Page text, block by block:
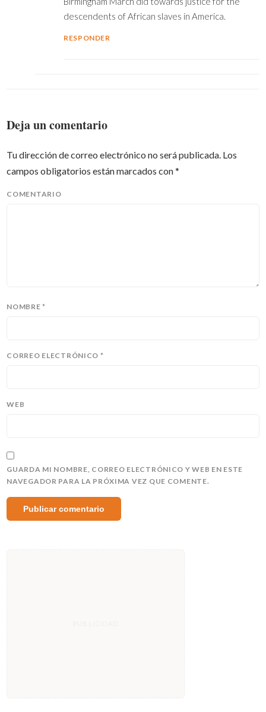
descendents of African slaves in America.
RESPONDER
Deja un comentario
Tu dirección de correo electrónico no será publicada. Los
campos obligatorios están marcados con*
COMENTARIO
NOMBRE*
CORREO ELECTRÓNICO *
WEB
GUARDA MI NOMBRE, CORREO ELECTRÓNICO Y WEB EN ESTE
NAVEGADOR PARA LA PRÓXIMA VEZ QUE COMENTE.